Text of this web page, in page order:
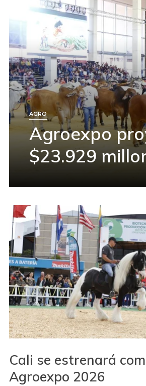
AGRO
Agroexpo
$23.929
Cali se estrenará
Agroexpo 2026